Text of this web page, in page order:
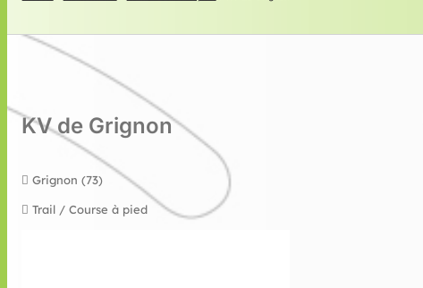
KV de Grignon
Grignon (73)
Trail / Course à pied